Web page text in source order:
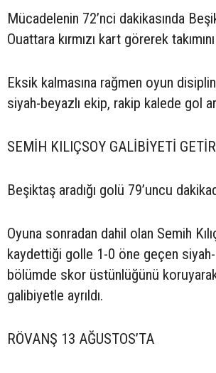
Mücadelenin 72’nci dakikasında
Ouattara kırmızı kart görerek
Eksik kalmasına rağmen oyun
siyah-beyazlı ekip, rakip kalede gol
SEMİH KILIÇSOY GALİBİYETİ
Beşiktaş aradığı golü 79’uncu
Oyuna sonradan dahil olan Semih
kaydettiği golle 1-0 öne geçen siyah-
bölümde skor üstünlüğünü
galibiyetle ayrıldı.
RÖVANŞ 13 AĞUSTOS’TA